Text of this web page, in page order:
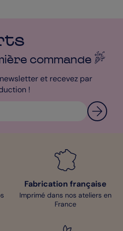
commande
et recevez par
!
Fabrication française
Imprimé dans nos ateliers en
France